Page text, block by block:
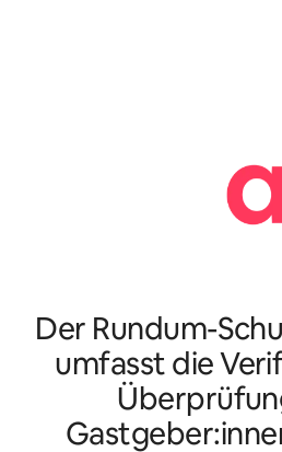
Der Rundum-
umfasst die